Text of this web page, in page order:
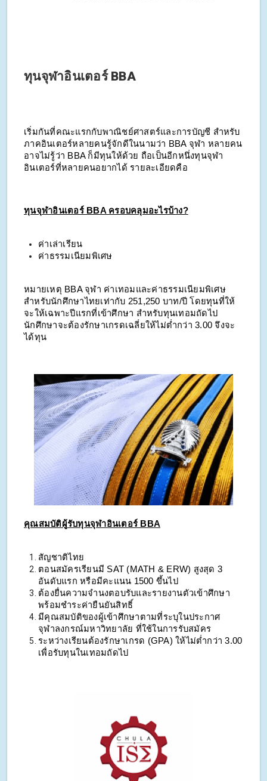
ทุนจุฬาอินเตอร์ BBA
เริ่มกันที่คณะแรกกับพาณิชย์ศาสตร์และการบัญชี สำหรับ
ภาคอินเตอร์หลายคนรู้จักดีในนามว่า BBA จุฬา หลายคน
อาจไม่รู้ว่า BBA ก็มีทุนให้ด้วย ถือเป็นอีกหนึ่งทุนจุฬา
อินเตอร์ที่หลายคนอยากได้ รายละเอียดคือ
ทุนจุฬาอินเตอร์ BBA ครอบคลุมอะไรบ้าง?
ค่าเล่าเรียน
ค่าธรรมเนียมพิเศษ
หมายเหตุ BBA จุฬา ค่าเทอมและค่าธรรมเนียมพิเศษ
สำหรับนักศึกษาไทยเท่ากับ 251,250 บาท/ปี โดยทุนที่ให้
จะให้เฉพาะปีแรกที่เข้าศึกษา สำหรับทุนเทอมถัดไป
นักศึกษาจะต้องรักษาเกรดเฉลี่ยให้ไม่ต่ำกว่า 3.00 จึงจะ
ได้ทุน
คุณสมบัติผู้รับทุนจุฬาอินเตอร์ BBA
สัญชาติไทย
ตอนสมัครเรียนมี SAT (MATH & ERW) สูงสุด 3
อันดับแรก หรือมีคะแนน 1500 ขึ้นไป
ต้องยื่นความจำนงตอบรับและรายงานตัวเข้าศึกษา
พร้อมชำระค่ายืนยันสิทธิ์
มีคุณสมบัติของผู้เข้าศึกษาตามที่ระบุในประกาศ
จุฬาลงกรณ์มหาวิทยาลัย ที่ใช้ในการรับสมัคร
ระหว่างเรียนต้องรักษาเกรด (GPA) ให้ไม่ต่ำกว่า 3.00
เพื่อรับทุนในเทอมถัดไป